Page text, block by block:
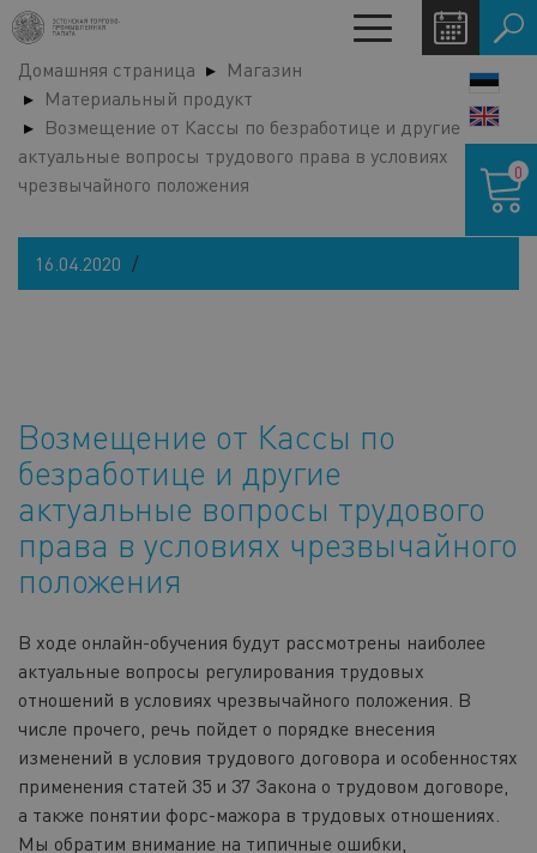
Перейти
основному
содержанию
Toggle
navigation
Домашняя страница
Магазин
Материальный продукт
Возмещение от Кассы по безработице и другие
актуальные вопросы трудового права в условиях
чрезвычайного положения
16.04.2020
Возмещение от Кассы по
безработице и другие
актуальные вопросы трудового
права в условиях чрезвычайного
положения
В ходе онлайн-обучения будут рассмотрены наиболее
актуальные вопросы регулирования трудовых
отношений в условиях чрезвычайного положения. В
числе прочего, речь пойдет о порядке внесения
изменений в условия трудового договора и особенностях
применения статей 35 и 37 Закона о трудовом договоре,
а также понятии форс-мажора в трудовых отношениях.
Мы обратим внимание на типичные ошибки,
Корзина
0